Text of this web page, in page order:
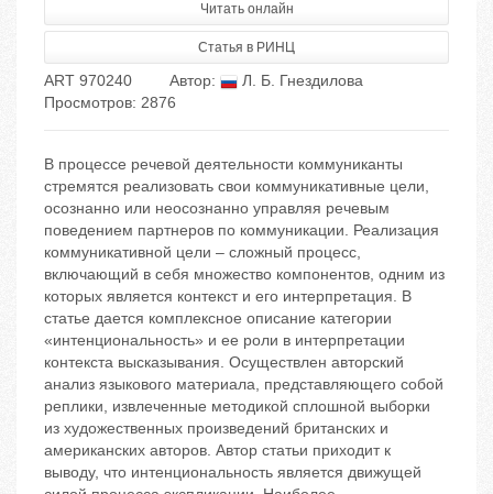
Читать онлайн
Статья в РИНЦ
ART 970240 Автор:
Л. Б. Гнездилова
Просмотров: 2876
В процессе речевой деятельности коммуниканты
стремятся реализовать свои коммуникативные цели,
осознанно или неосознанно управляя речевым
поведением партнеров по коммуникации. Реализация
коммуникативной цели – сложный процесс,
включающий в себя множество компонентов, одним из
которых является контекст и его интерпретация. В
статье дается комплексное описание категории
«интенциональность» и ее роли в интерпретации
контекста высказывания. Осуществлен авторский
анализ языкового материала, представляющего собой
реплики, извлеченные методикой сплошной выборки
из художественных произведений британских и
американских авторов. Автор статьи приходит к
выводу, что интенциональность является движущей